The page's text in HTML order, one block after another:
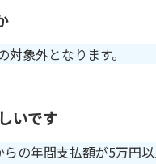
象外となります。
いです
の年間支払額が5万円